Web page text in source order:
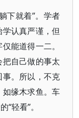
下就着”。学者
认真严谨，但
能道得一二。
自己做的事太
。所以，不克
缘木求鱼。车
轻看”。